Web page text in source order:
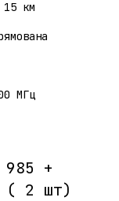
15 км
МГц
985 +
( 2 шт)